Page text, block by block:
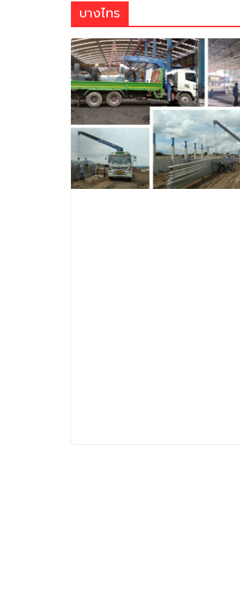
บางไทร